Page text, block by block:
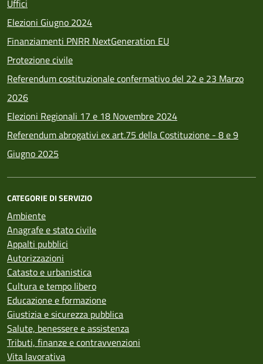
Uffici
Elezioni Giugno 2024
Finanziamenti PNRR NextGeneration EU
Protezione civile
Referendum costituzionale confermativo del 22 e 23 Marzo
2026
Elezioni Regionali 17 e 18 Novembre 2024
Referendum abrogativi ex art.75 della Costituzione - 8 e 9
Giugno 2025
CATEGORIE DI SERVIZIO
Ambiente
Anagrafe e stato civile
Appalti pubblici
Autorizzazioni
Catasto e urbanistica
Cultura e tempo libero
Educazione e formazione
Giustizia e sicurezza pubblica
Salute, benessere e assistenza
Tributi, finanze e contravvenzioni
Vita lavorativa